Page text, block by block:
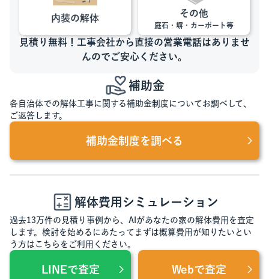
内装の解体 その他
庭石・塀・カーポート等
見積り無料！工事会社から直接の営業電話はありませ
んのでご安心ください。
補助金
各自治体での解体工事に関する補助金制度についてお調べして、
ご返答します。
補助金制度を調べる
解体費用シミュレーション
過去13万件の見積り事例から、AIがあなたの家の解体費用を査定
します。検討を始めるにあたってまずは概算費用が知りたいとい
う方はこちらをご利用ください。
LINEで査定 Webで査定